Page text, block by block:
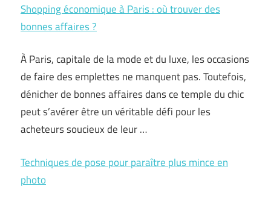
Shopping économique à Paris : où trouver des
bonnes affaires ?
À Paris, capitale de la mode et du luxe, les occasions
de faire des emplettes ne manquent pas. Toutefois,
dénicher de bonnes affaires dans ce temple du chic
peut s’avérer être un véritable défi pour les
acheteurs soucieux de leur …
Techniques de pose pour paraître plus mince en
photo